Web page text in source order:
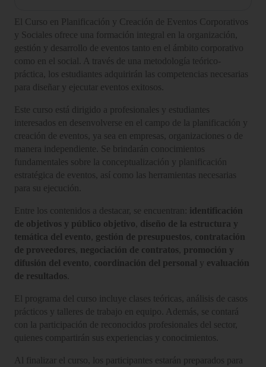
El Curso en Planificación y Creación de Eventos Corporativos
y Sociales ofrece una formación integral en la organización,
gestión y desarrollo de eventos tanto en el ámbito corporativo
como en el social. A través de una metodología teórico-
práctica, los estudiantes adquirirán las competencias necesarias
para diseñar y ejecutar eventos exitosos.
Este curso está dirigido a profesionales y estudiantes
interesados en desenvolverse en el campo de la planificación y
creación de eventos, ya sea en empresas, organizaciones o de
manera independiente. Se brindarán conocimientos
fundamentales sobre la conceptualización y planificación
estratégica de eventos, así como las herramientas necesarias
para su ejecución.
Entre los contenidos a destacar, se encuentran: identificación
de objetivos y público objetivo diseño de la estructura y
temática del evento gestión de presupuestos contratación
de proveedores negociación de contratos promoción y
difusión del evento coordinación del personal y evaluación
de resultados
El programa del curso incluye clases teóricas, análisis de casos
prácticos y talleres de trabajo en equipo. Además, se contará
con la participación de reconocidos profesionales del sector,
quienes compartirán sus experiencias y conocimientos.
Al finalizar el curso, los participantes estarán preparados para